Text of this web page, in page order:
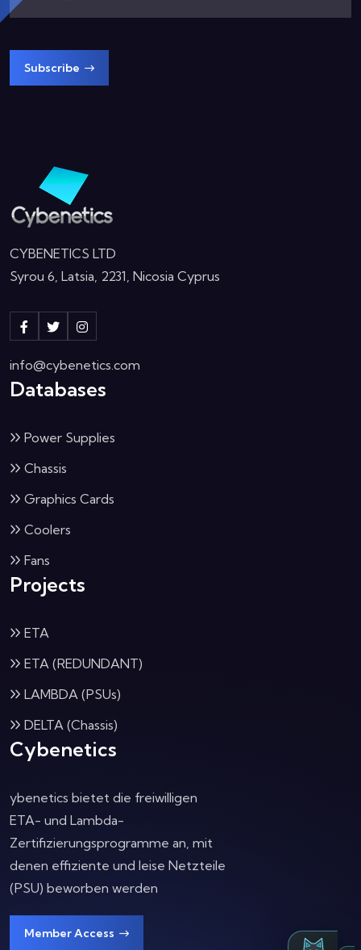
Subscribe
CYBENETICS LTD
Syrou 6, Latsia, 2231, Nicosia Cyprus
info@cybenetics.com
Databases
Power Supplies
Chassis
Graphics Cards
Coolers
Fans
Projects
ETA
ETA (REDUNDANT)
LAMBDA (PSUs)
DELTA (Chassis)
Cybenetics
ybenetics bietet die freiwilligen
ETA- und Lambda-
Zertifizierungsprogramme an, mit
denen effiziente und leise Netzteile
(PSU) beworben werden
Member Access